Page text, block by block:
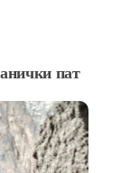
пат